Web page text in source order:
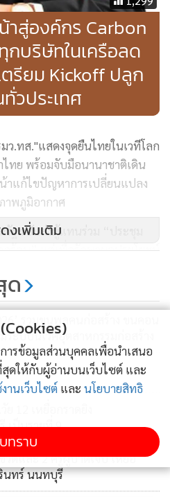
าสู่องค์กร Carbon
บริษัทในเครือลด
ตรียม Kickoff ปลูก
วประเทศ
ว.ทส."แสดงจุดยืนไทยในเวทีโลก
ไทย พร้อมจับมือนานาชาติเดิน
าแก้ไขปัญหาการเปลี่ยนแปลง
าพภูมิอากาศ
รัฐฯ ยันส่งผู้แทนร่วม “ประชุม
กร้อน” แต่เพื่อรักษาผลประโยชน์
มิตภูมิอากาศปีนี้ปิดฉากด้วยข้อ
ลงอ่อนปวก เลขาฯUN บอกเศร้า
กับ “โอกาสที่สูญเสียไปแล้ว”
งเพิ่มเติม
ด
รวมขุนพลคนก่อสร้าง ขนคอน
ะบบนิเวศอุตสาหกรรมก่อสร้าง
12 เหยื่อกราดยิง
เป็นรายที่ 9
วิตและ 2 ครูผู้บาดเจ็บ เหยื่อ
นทร์ นนทบุรี
ารข้อมูลส่วนบุคคลเพื่อนำเสนอ
ดให้กับผู้อ่านบนเว็บไซต์ และ
านเว็บไซต์ และ นโยบายสิทธิ
ทราบ